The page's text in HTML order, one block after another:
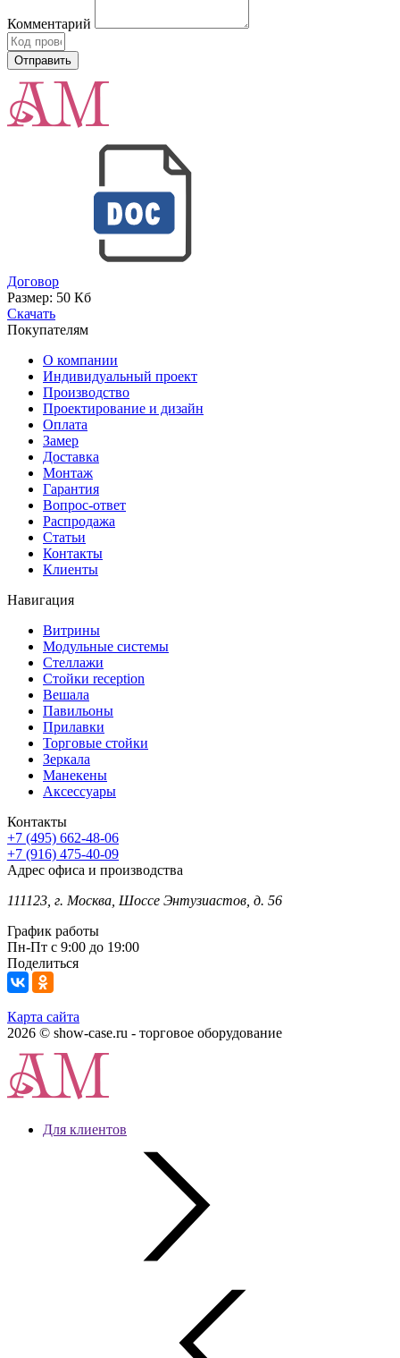
Комментарий
Договор
Размер: 50 Кб
Скачать
Покупателям
О компании
Индивидуальный проект
Производство
Проектирование и дизайн
Оплата
Замер
Доставка
Монтаж
Гарантия
Вопрос-ответ
Распродажа
Статьи
Контакты
Клиенты
Навигация
Витрины
Модульные системы
Стеллажи
Стойки reception
Вешала
Павильоны
Прилавки
Торговые стойки
Зеркала
Манекены
Аксессуары
Контакты
+7 (495) 662-48-06
+7 (916) 475-40-09
Адрес офиса и производства
111123, г. Москва, Шоссе Энтузиастов, д. 56
График работы
Пн-Пт с 9:00 до 19:00
Поделиться
Карта сайта
2026 © show-case.ru - торговое оборудование
Для клиентов